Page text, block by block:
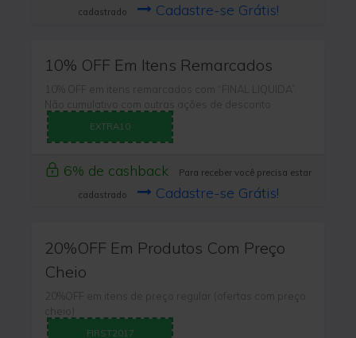
cadastrado
Cadastre-se Grátis!
10% OFF Em Itens Remarcados
10% OFF em itens remarcados com “FINAL LIQUIDA”.
Não cumulativo com outras ações de desconto
EXTRA10
6% de cashback
Para receber você precisa estar
cadastrado
Cadastre-se Grátis!
20%OFF Em Produtos Com Preço
Cheio
20%OFF em itens de preço regular (ofertas com preço
cheio)
FIRST2017